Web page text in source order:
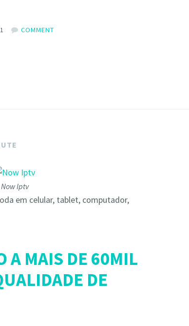
COMMENT
Now Iptv
em celular, tablet, computador,
A MAIS DE 60MIL
DE